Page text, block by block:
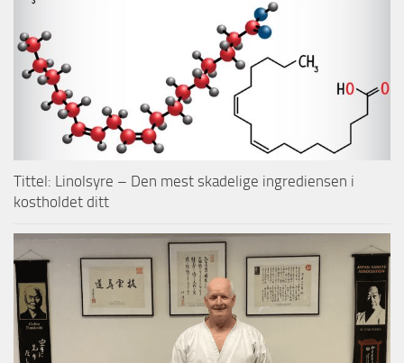
Tittel: Linolsyre – Den mest skadelige ingrediensen i
kostholdet ditt